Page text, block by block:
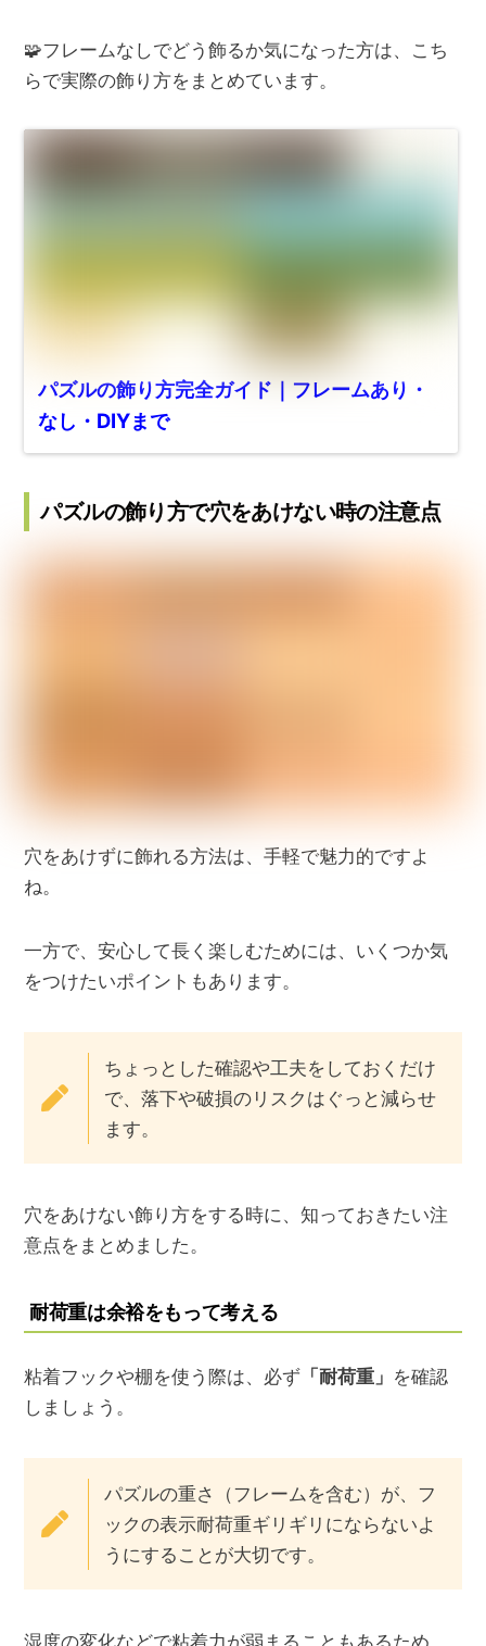
🧩フレームなしでどう飾るか気になった方は、こち
らで実際の飾り方をまとめています。
パズルの飾り方完全ガイド｜フレームあり・
なし・DIYまで
パズルの飾り方で穴をあけない時の注意点
穴をあけずに飾れる方法は、手軽で魅力的ですよ
ね。
一方で、安心して長く楽しむためには、いくつか気
をつけたいポイントもあります。
ちょっとした確認や工夫をしておくだけ
で、落下や破損のリスクはぐっと減らせ
ます。
穴をあけない飾り方をする時に、知っておきたい注
意点をまとめました。
耐荷重は余裕をもって考える
粘着フックや棚を使う際は、必ず 「耐荷重」 を確認
しましょう。
パズルの重さ（フレームを含む）が、フ
ックの表示耐荷重ギリギリにならないよ
うにすることが大切です。
湿度の変化などで粘着力が弱まることもあるため、